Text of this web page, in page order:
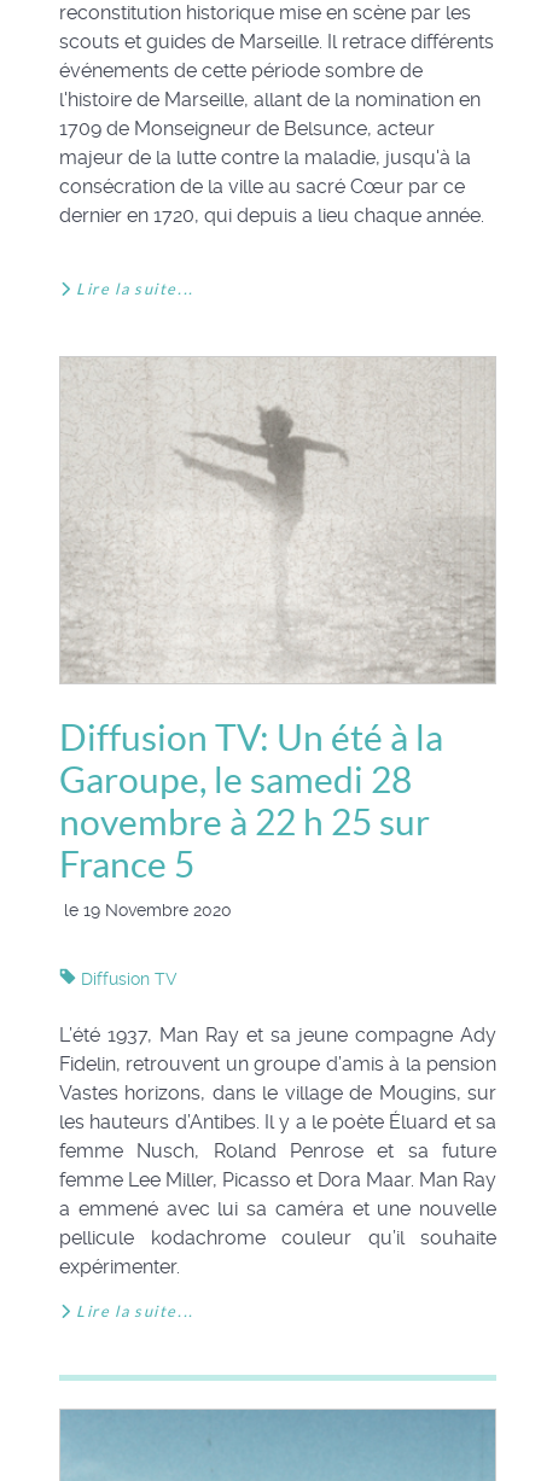
reconstitution historique mise en scène par les
scouts et guides de Marseille. Il retrace différents
événements de cette période sombre de
l'histoire de Marseille, allant de la nomination en
1709 de Monseigneur de Belsunce, acteur
majeur de la lutte contre la maladie, jusqu'à la
consécration de la ville au sacré Cœur par ce
dernier en 1720, qui depuis a lieu chaque année.
Lire la suite...
Diffusion TV: Un été à la
Garoupe, le samedi 28
novembre à 22 h 25 sur
France 5
le 19 Novembre 2020
Diffusion TV
L’été 1937, Man Ray et sa jeune compagne Ady
Fidelin, retrouvent un groupe d’amis à la pension
Vastes horizons, dans le village de Mougins, sur
les hauteurs d’Antibes. Il y a le poète Éluard et sa
femme Nusch, Roland Penrose et sa future
femme Lee Miller, Picasso et Dora Maar. Man Ray
a emmené avec lui sa caméra et une nouvelle
pellicule kodachrome couleur qu’il souhaite
expérimenter.
Lire la suite...